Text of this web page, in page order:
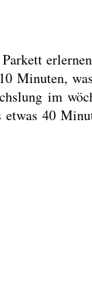
Minuten,
im
40